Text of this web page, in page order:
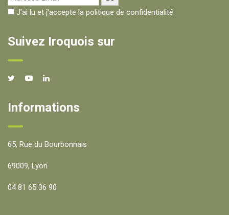
J'ai lu et j'accepte la politique de confidentialité.
Suivez Iroquois sur
Informations
65, Rue du Bourbonnais
69009, Lyon
04 81 65 36 90